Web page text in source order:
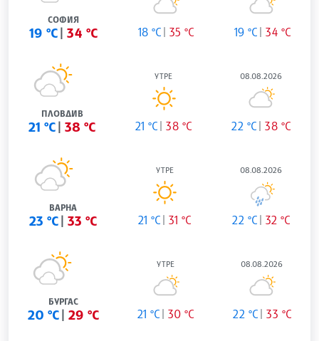
СОФИЯ
19 °C 34 °C 18 °C 35 °C 19 °C 34 °C
ПЛОВДИВ
21 °C 38 °C
УТРЕ
21 °C 38 °C
08.08.2026
22 °C 38 °C
ВАРНА
23 °C 33 °C
УТРЕ
21 °C 31 °C
08.08.2026
22 °C 32 °C
БУРГАС
20 °C 29 °C
УТРЕ
21 °C 30 °C
08.08.2026
22 °C 33 °C